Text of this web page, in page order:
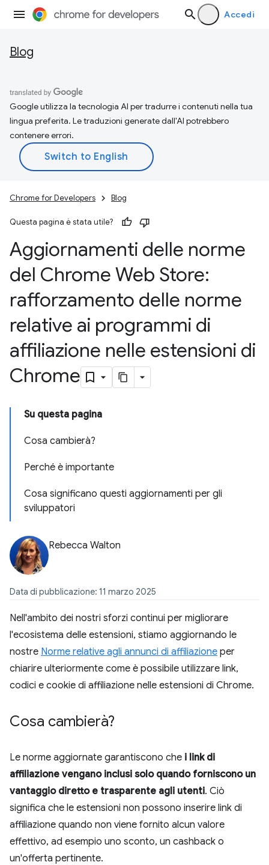
Accedi
Blog
Google utilizza la tecnologia AI per tradurre i contenuti nella tua
lingua preferita. Le traduzioni generate dall'AI potrebbero
contenere errori.
Chrome for Developers Blog
Questa pagina è stata utile?
Aggiornamenti delle norme
del Chrome Web Store:
rafforzamento delle norme
relative ai programmi di
affiliazione nelle estensioni di
Chrome
Su questa pagina
Cosa cambierà?
Perché è importante
Cosa significano questi aggiornamenti per gli
sviluppatori
Rebecca Walton
Data di pubblicazione: 11 marzo 2025
Nell'ambito dei nostri sforzi continui per migliorare
l'ecosistema delle estensioni, stiamo aggiornando le
nostre Norme relative agli annunci di affiliazione per
chiarire ulteriormente come è possibile utilizzare link,
codici e cookie di affiliazione nelle estensioni di Chrome.
Cosa cambierà?
Le norme aggiornate garantiscono che i link di
affiliazione vengano inclusi solo quando forniscono un
vantaggio diretto e trasparente agli utenti. Ciò
significa che le estensioni non possono inserire link di
affiliazione quando non viene fornito alcun valore
effettivo, ad esempio uno sconto, un cashback o
un'offerta pertinente.